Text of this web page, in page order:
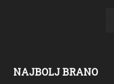
NAJBOLJ BRANO